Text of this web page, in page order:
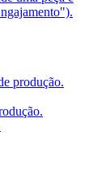
produção.